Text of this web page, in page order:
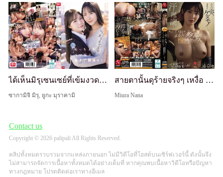
ได้เห็นมิรุเซนเซย์ที่เข้มงวดกับนักเรียนและมูราคามิ ยูกะ เซนเซย์ที่ใจดีกับนักเรียนในฉากจูบเลสเบียน! ฉันถูกบังคับให้เข้าร่วมด้วยเช่นกัน สมองของฉันละลายไปกับความสัมพันธ์จูบฝรั่งเศสแบบเลอะเทอะเหนียวเหนอะ 3P!
ซากามิจิ มิรุ, ยูกะ มุราคามิ
สายตานั้นดุร้ายจริงๆ เหงื่อ น้ำตา น้ำพุ่ง... น้ำหล่อเลี้ยงไหลทะลักอย่างรุนแรง เย็ดร้อนแรง รวม 19 ครั้ง แตกใน × พิเศษตื่นรู้จากการงดเว้น
Miura Nana
Contact us
Copyright © 2026 palipali All Rights Reserved.
คลิปทั้งหมดรวบรวมจากแหล่งภายนอก ไม่มีวิดีโอที่โฮสต์บนเซิร์ฟเวอร์นี้ ดังนั้นจึง
ไม่สามารถจัดการเนื้อหาทั้งหมดได้อย่างเต็มที่ หากคุณพบเนื้อหาวิดีโอหรือปัญหา
ทางกฎหมาย โปรดติดต่อเราทางอีเมล